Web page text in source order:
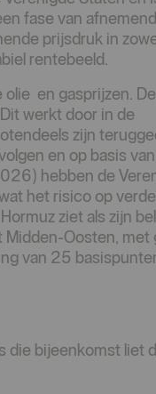
fase van
prijsdruk in
rentebeeld.
en gasprijzen.
werkt door in de
zijn
en op basis
hebben de
het risico op
ziet als zijn
Oosten, met
van 25
die bijeenkomst liet